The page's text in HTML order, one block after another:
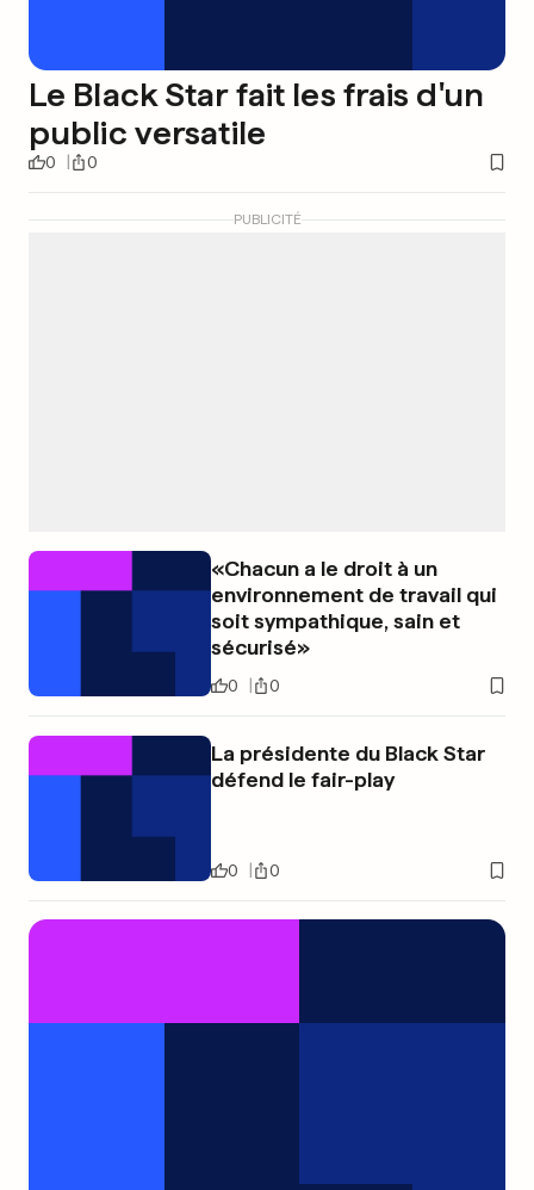
Le Black Star fait les frais d'un
public versatile
0 0
«Chacun a le droit à un
environnement de travail qui
soit sympathique, sain et
sécurisé»
0 0
La présidente du Black Star
défend le fair-play
0 0
PUBLICITÉ